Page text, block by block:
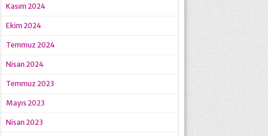
Kasım 2024
Ekim 2024
Temmuz 2024
Nisan 2024
Temmuz 2023
Mayıs 2023
Nisan 2023